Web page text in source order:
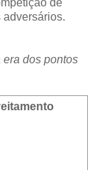
de
adversários.
dos pontos